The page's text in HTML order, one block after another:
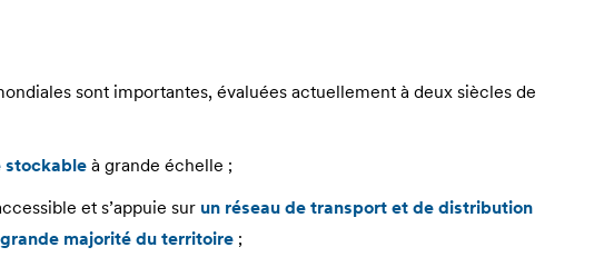
sont importantes, évaluées actuellement à deux siècles de
stockable à grande échelle ;
et s’appuie sur un réseau de transport et de distribution
majorité du territoire ;